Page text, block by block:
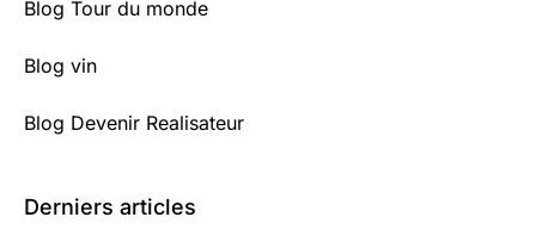
Blog Tour du monde
Blog vin
Blog Devenir Realisateur
Derniers articles